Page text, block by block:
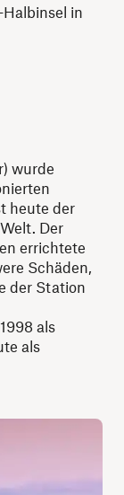
in
wurde
heute der
Der
errichtete
Schäden,
der Station
als
als